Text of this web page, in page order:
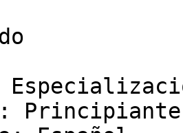
Principiante